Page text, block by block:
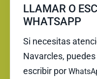
LLAMAR O
WHATSAPP
Si necesitas
Navarcles, puedes
escribir por